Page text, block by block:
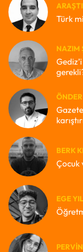
Türk
NAZIM
BERK
Çocuk
EGE